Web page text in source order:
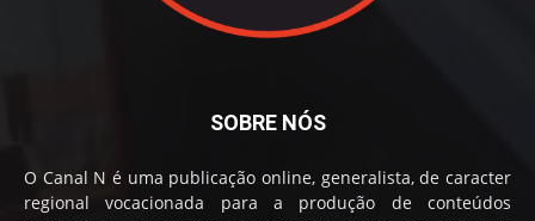
SOBRE NÓS
O Canal N é uma publicação online, generalista, de caracter
regional vocacionada para a produção de conteúdos